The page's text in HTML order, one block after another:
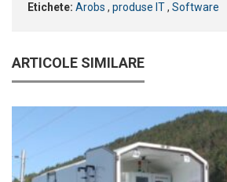
Etichete: Arobs , produse IT, Software
ARTICOLE SIMILARE